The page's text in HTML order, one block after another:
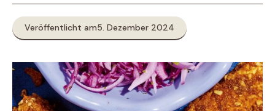
Veröffentlicht am5. Dezember 2024